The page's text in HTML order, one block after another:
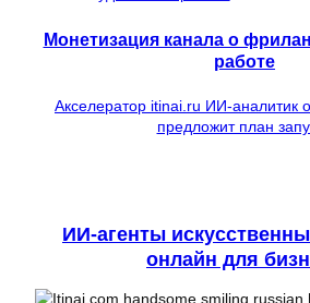
Монетизация канала о
работе
Акселератор itinai.ru ИИ-аналитик
предложит план
ИИ-агенты
онлайн для